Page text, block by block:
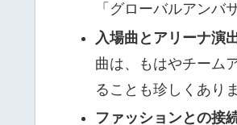
「グローバルアンバ
入場曲とアリーナ演
曲は、もはやチーム
ることも珍しくあり
ファッションとの接